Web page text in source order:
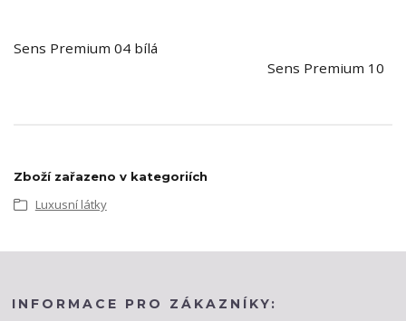
Sens Premium 04 bílá
Sens Premium 10
Zboží zařazeno v kategoriích
Luxusní látky
INFORMACE PRO ZÁKAZNÍKY: